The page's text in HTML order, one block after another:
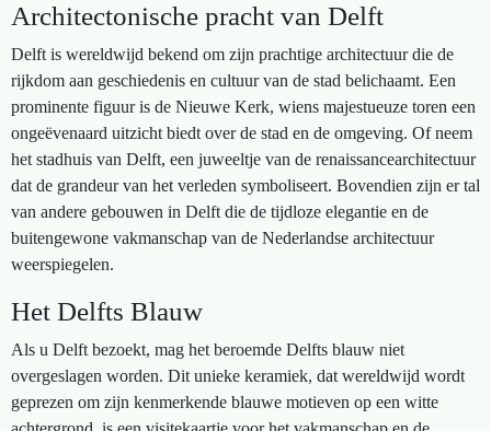
Architectonische pracht van Delft
Delft is wereldwijd bekend om zijn prachtige architectuur die de
rijkdom aan geschiedenis en cultuur van de stad belichaamt. Een
prominente figuur is de Nieuwe Kerk, wiens majestueuze toren een
ongeëvenaard uitzicht biedt over de stad en de omgeving. Of neem
het stadhuis van Delft, een juweeltje van de renaissancearchitectuur
dat de grandeur van het verleden symboliseert. Bovendien zijn er tal
van andere gebouwen in Delft die de tijdloze elegantie en de
buitengewone vakmanschap van de Nederlandse architectuur
weerspiegelen.
Het Delfts Blauw
Als u Delft bezoekt, mag het beroemde Delfts blauw niet
overgeslagen worden. Dit unieke keramiek, dat wereldwijd wordt
geprezen om zijn kenmerkende blauwe motieven op een witte